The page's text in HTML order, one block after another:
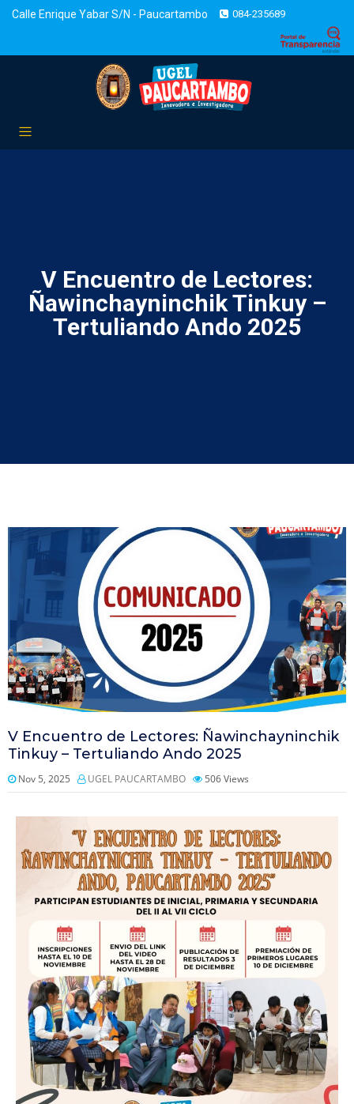
Calle Enrique Yabar S/N - Paucartambo 084-235689
V Encuentro de Lectores:
Ñawinchayninchik Tinkuy –
Tertuliando Ando 2025
V Encuentro de Lectores: Ñawinchayninchik
Tinkuy – Tertuliando Ando 2025
Nov 5, 2025 UGEL PAUCARTAMBO 506Views